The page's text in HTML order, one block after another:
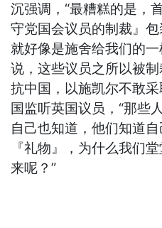
沉强调，“最糟糕的是，
守党国会议员的制裁』
就好像是施舍给我们的
说，这些议员之所以被
抗中国，以施凯尔不敢
国监听英国议员，“那些
自己也知道，他们知道
『礼物』，为什么我们
来呢？”